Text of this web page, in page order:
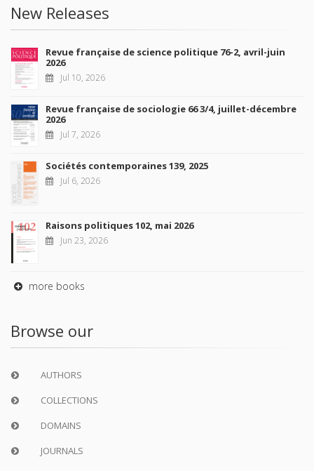
New Releases
Revue française de science politique 76-2, avril-juin
2026
Jul 10, 2026
Revue française de sociologie 66 3/4, juillet-décembre
2026
Jul 7, 2026
Sociétés contemporaines 139, 2025
Jul 6, 2026
Raisons politiques 102, mai 2026
Jun 23, 2026
more books
Browse our
AUTHORS
COLLECTIONS
DOMAINS
JOURNALS